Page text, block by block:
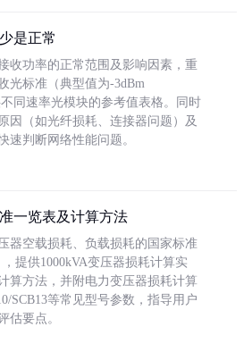
是正常
收功率的正常范围及影响因素，重
光标准（典型值为-3dBm
同速率光模块的参考值表格。同时
因（如光纤损耗、连接器问题）及
速判断网络性能问题。
一览表及计算方法
器空载损耗、负载损耗的国家标准
，提供1000kVA变压器损耗计算实
算方法，并附电力变压器损耗计算
SCB13等常见型号参数，指导用户
估要点。